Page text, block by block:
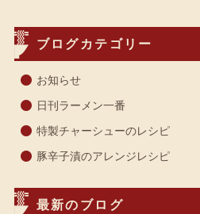
ブログカテゴリー
お知らせ
日刊ラーメン一番
特製チャーシューのレシピ
豚辛子漬のアレンジレシピ
最新のブログ